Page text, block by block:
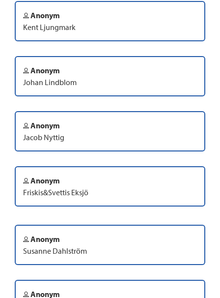
Anonym
Kent Ljungmark
Anonym
Johan Lindblom
Anonym
Jacob Nyttig
Anonym
Friskis&Svettis Eksjö
Anonym
Susanne Dahlström
Anonym